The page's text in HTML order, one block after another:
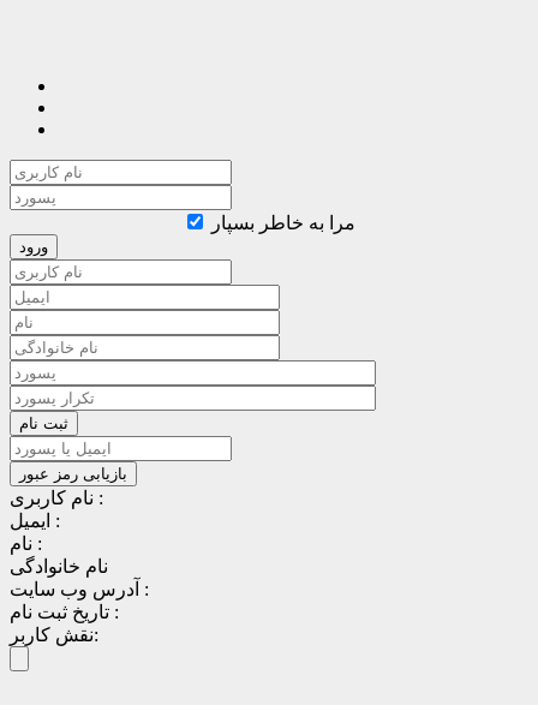
مرا به خاطر بسپار
نام کاربری :
ایمیل :
نام :
نام خانوادگی
آدرس وب سایت :
تاریخ ثبت نام :
نقش کاربر: